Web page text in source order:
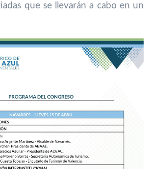
que se llevarán a cabo en un